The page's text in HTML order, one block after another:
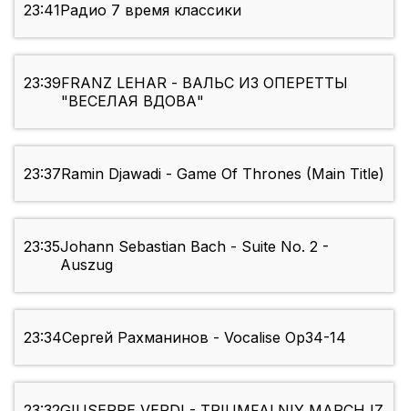
23:41Радио 7 время классики
23:39FRANZ LEHAR - ВАЛЬС ИЗ ОПЕРЕТТЫ
"ВЕСЕЛАЯ ВДОВА"
23:37Ramin Djawadi - Game Of Thrones (Main Title)
23:35Johann Sebastian Bach - Suite No. 2 -
Auszug
23:34Сергей Рахманинов - Vocalise Op34-14